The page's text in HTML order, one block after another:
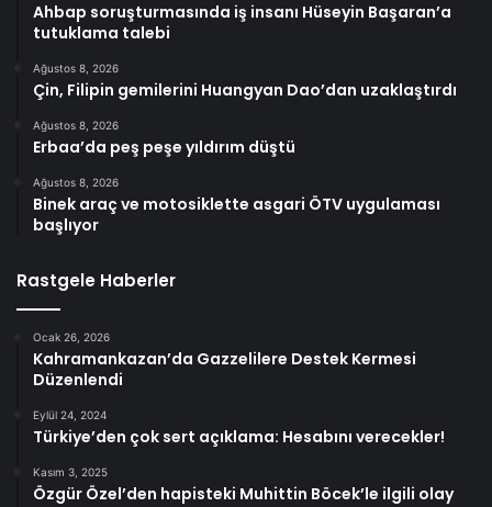
Ahbap soruşturmasında iş insanı Hüseyin Başaran’a
tutuklama talebi
Ağustos 8, 2026
Çin, Filipin gemilerini Huangyan Dao’dan uzaklaştırdı
Ağustos 8, 2026
Erbaa’da peş peşe yıldırım düştü
Ağustos 8, 2026
Binek araç ve motosiklette asgari ÖTV uygulaması
başlıyor
Rastgele Haberler
Ocak 26, 2026
Kahramankazan’da Gazzelilere Destek Kermesi
Düzenlendi
Eylül 24, 2024
Türkiye’den çok sert açıklama: Hesabını verecekler!
Kasım 3, 2025
Özgür Özel’den hapisteki Muhittin Böcek’le ilgili olay